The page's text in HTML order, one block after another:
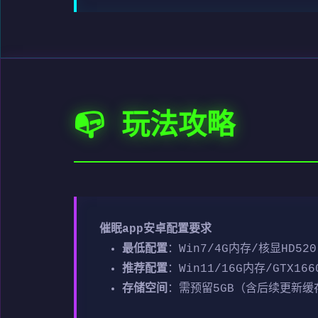
📭 玩法攻略
催眠app安卓配置要求
​最低配置​​：Win7/4G内存/核显HD520
​推荐配置​：Win11/16G内存/
​存储空间​ ：需预留5GB（含后续更新缓